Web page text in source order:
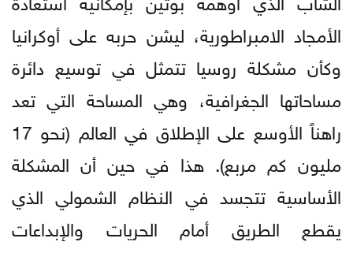
الأمجاد الامبراطورية، ليشن حربه على أوكرانيا
وكأن مشكلة روسيا تتمثل في توسيع دائرة
مساحاتها الجغرافية، وهي المساحة التي تعد
راهناً الأوسع على الإطلاق في العالم (نحو 17
مليون كم مربع). هذا في حين أن المشكلة
الأساسية تتجسد في النظام الشمولي الذي
يقطع الطريق أمام الحريات والإبداعات